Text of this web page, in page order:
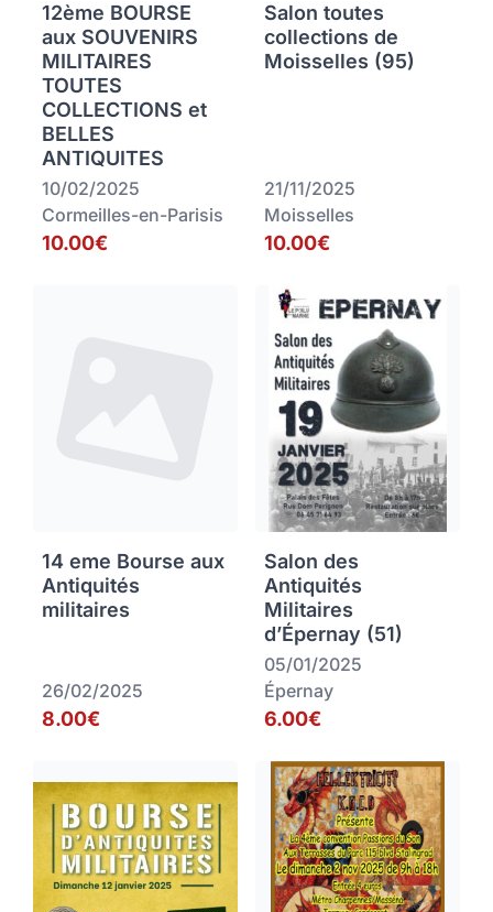
12ème BOURSE
aux SOUVENIRS
MILITAIRES
TOUTES
COLLECTIONS et
BELLES
ANTIQUITES
10/02/2025
Cormeilles-en-Parisis
10.00€
Salon toutes
collections de
Moisselles (95)
21/11/2025
Moisselles
10.00€
14 eme Bourse aux
Antiquités
militaires
26/02/2025
8.00€
Salon des
Antiquités
Militaires
d’Épernay (51)
05/01/2025
Épernay
6.00€